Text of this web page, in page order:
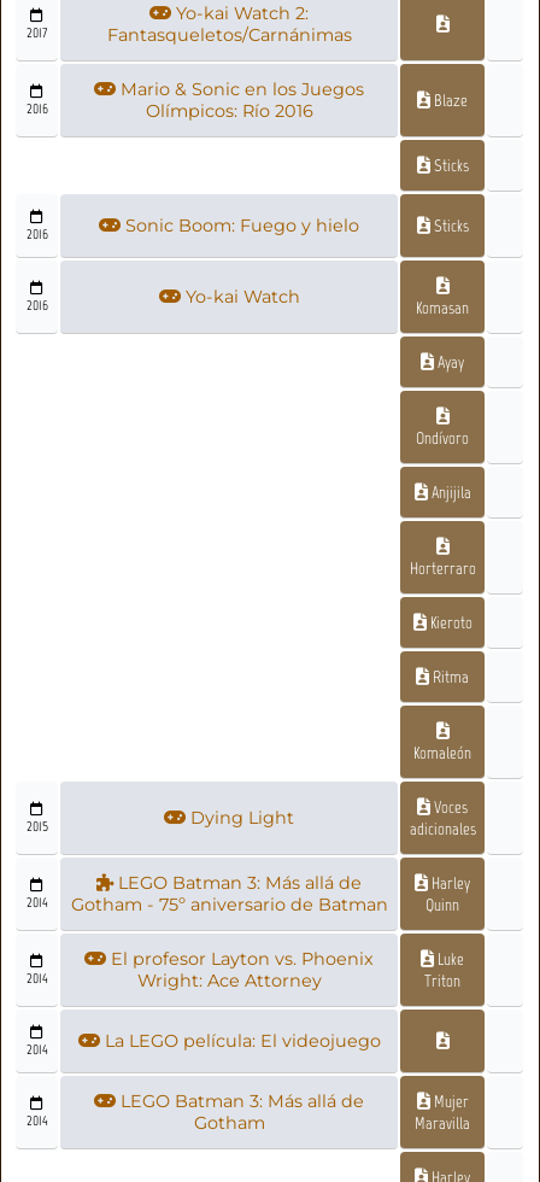
2017
Yo-kai Watch 2:
Fantasqueletos/Carnánimas
2016
Mario & Sonic en los Juegos
Olímpicos: Río 2016
Blaze
Sticks
2016 Sonic Boom: Fuego y hielo Sticks
2016 Yo-kai Watch Komasan
Ayay
Ondívoro
Anjijila
Horterraro
Kieroto
Ritma
Komaleón
2015 Dying Light
Voces
adicionales
2014
LEGO Batman 3: Más allá de
Gotham - 75º aniversario de Batman
Harley
Quinn
2014
El profesor Layton vs. Phoenix
Wright: Ace Attorney
Luke
Triton
2014 La LEGO película: El videojuego
2014
LEGO Batman 3: Más allá de
Gotham
Mujer
Maravilla
Harley